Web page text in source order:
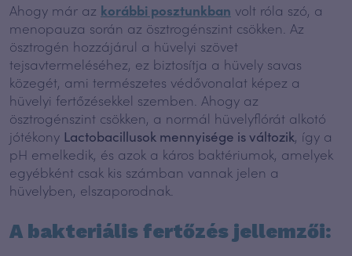
Ahogy már az korábbi posztunkban volt róla szó, a
menopauza során az ösztrogénszint csökken. Az
ösztrogén hozzájárul a hüvelyi szövet
tejsavtermeléséhez, ez biztosítja a hüvely savas
közegét, ami természetes védővonalat képez a
hüvelyi fertőzésekkel szemben. Ahogy az
ösztrogénszint csökken, a normál hüvelyflórát alkotó
jótékony Lactobacillusok mennyisége is változik, így a
pH emelkedik, és azok a káros baktériumok, amelyek
egyébként csak kis számban vannak jelen a
hüvelyben, elszaporodnak.
A bakteriális fertőzés jellemzői: